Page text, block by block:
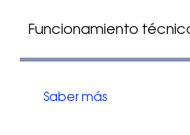
Funcionamiento
Saber más